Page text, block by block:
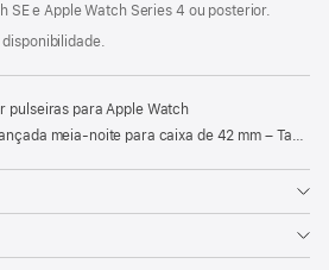
SE e Apple Watch Series 4 ou posterior.
pulseiras para Apple Watch
meia-noite para caixa de 42 mm – Tamanho 3